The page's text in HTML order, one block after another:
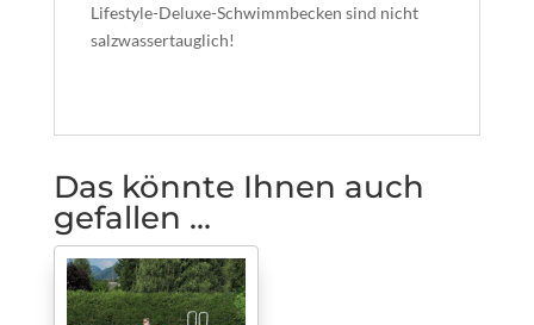
Lifestyle-Deluxe-Schwimmbecken sind nicht
salzwassertauglich!
Das könnte Ihnen auch
gefallen …